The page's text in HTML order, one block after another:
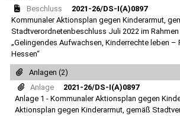
Beschluss
2021-26/DS-I(A)0897
Kommunaler Aktionsplan gegen Kinderarmut,
Stadtverordnetenbeschluss Juli 2022 im
„Gelingendes Aufwachsen, Kinderrechte leben –
Hessen“
Anlagen (2)
Anlage
2021-26/DS-I(A)0897
Anlage 1 - Kommunaler Aktionsplan gegen
Aktionsplan gegen Kinderarmut, gemäß